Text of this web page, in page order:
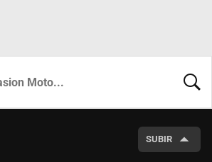
SUBIR